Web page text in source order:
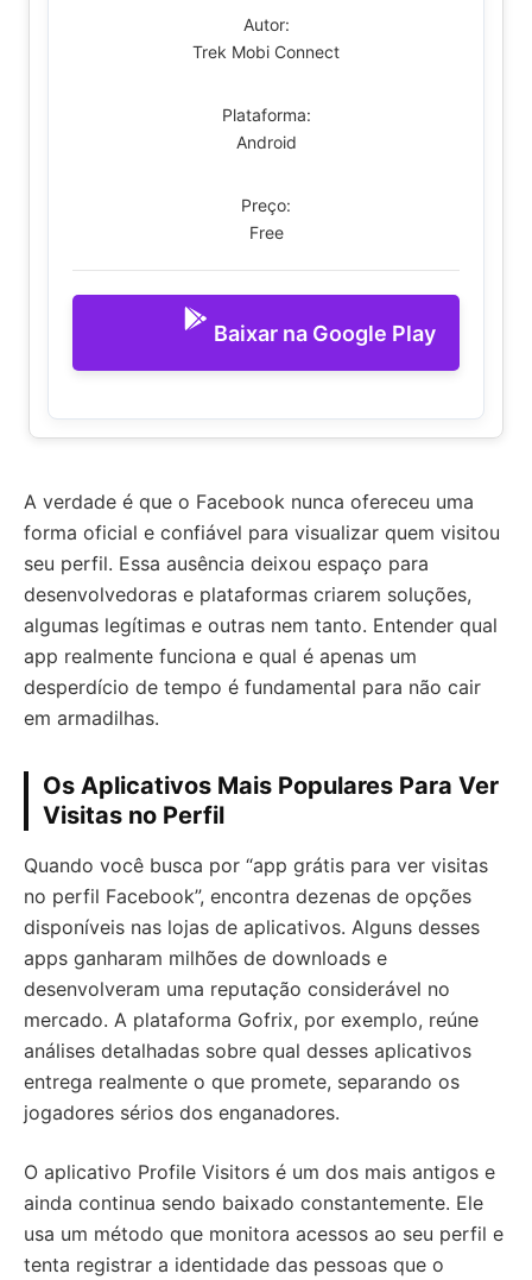
Autor:
Trek Mobi Connect
Plataforma:
Android
Preço:
Free
Baixar na Google Play
A verdade é que o Facebook nunca ofereceu uma
forma oficial e confiável para visualizar quem visitou
seu perfil. Essa ausência deixou espaço para
desenvolvedoras e plataformas criarem soluções,
algumas legítimas e outras nem tanto. Entender qual
app realmente funciona e qual é apenas um
desperdício de tempo é fundamental para não cair
em armadilhas.
Os Aplicativos Mais Populares Para Ver
Visitas no Perfil
Quando você busca por “app grátis para ver visitas
no perfil Facebook”, encontra dezenas de opções
disponíveis nas lojas de aplicativos. Alguns desses
apps ganharam milhões de downloads e
desenvolveram uma reputação considerável no
mercado. A plataforma Gofrix, por exemplo, reúne
análises detalhadas sobre qual desses aplicativos
entrega realmente o que promete, separando os
jogadores sérios dos enganadores.
O aplicativo Profile Visitors é um dos mais antigos e
ainda continua sendo baixado constantemente. Ele
usa um método que monitora acessos ao seu perfil e
tenta registrar a identidade das pessoas que o